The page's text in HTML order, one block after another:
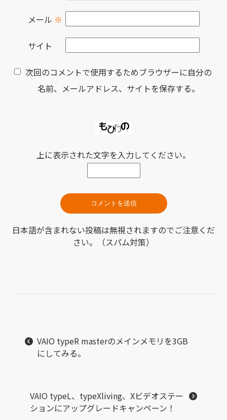
メール ※
サイト
次回のコメントで使用するためブラウザーに自分の
名前、メールアドレス、サイトを保存する。
上に表示された文字を入力してください。
日本語が含まれない投稿は無視されますのでご注意くだ
さい。（スパム対策）
VAIO typeR masterのメインメモリを3GB
にしてみる。
VAIO typeL、typeXliving、Xビデオステー
ションにアップグレードキャンペーン！